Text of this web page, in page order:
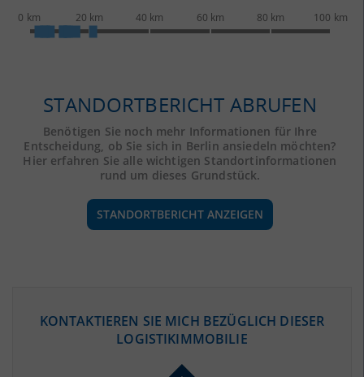
0 km
20 km 40 km 60 km 80 km 100 km
STANDORTBERICHT ABRUFEN
Benötigen Sie noch mehr Informationen für Ihre
Entscheidung, ob Sie sich in Berlin ansiedeln möchten?
Hier erfahren Sie alle wichtigen Standortinformationen
rund um dieses Grundstück.
STANDORTBERICHT ANZEIGEN
(STAND: 12/2019)
KONTAKTIEREN SIE MICH BEZÜGLICH DIESER
LOGISTIKIMMOBILIE